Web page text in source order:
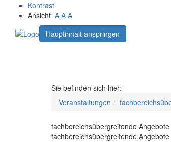
Kontrast
Ansicht A A A
Hauptinhalt anspringen
Sie befinden sich hier:
Veranstaltungen
fachbereichsübergreifende Angebote
fachbereichsübergreifende Angebote